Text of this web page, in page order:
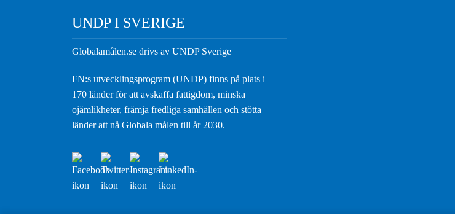
UNDP I SVERIGE
Globalamålen.se drivs av UNDP Sverige
FN:s utvecklingsprogram (UNDP) finns på plats i
170 länder för att avskaffa fattigdom, minska
ojämlikheter, främja fredliga samhällen och stötta
länder att nå Globala målen till år 2030.